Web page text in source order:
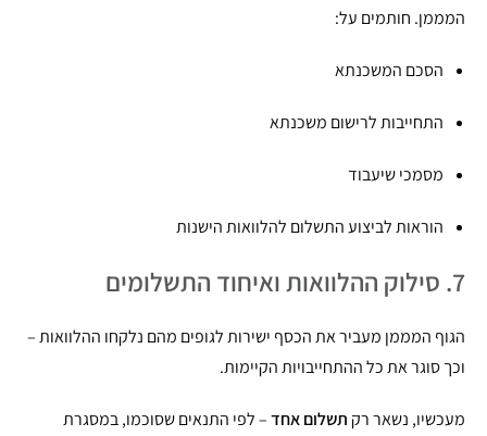
המממן. חותמים על:
הסכם המשכנתא
התחייבות לרישום משכנתא
מסמכי שיעבוד
הוראות לביצוע התשלום להלוואות הישנות
7. סילוק ההלוואות ואיחוד התשלומים
הגוף המממן מעביר את הכסף ישירות לגופים מהם נלקחו ההלוואות –
וכך סוגר את כל ההתחייבויות הקיימות.
מעכשיו, נשאר רק תשלום אחד– לפי התנאים שסוכמו, במסגרת